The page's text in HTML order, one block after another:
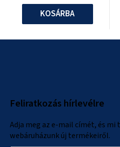
KOSÁRBA
Feliratkozás hírlevélre
Adja meg az e-mail címét, és
webáruházunk új termékeiről.